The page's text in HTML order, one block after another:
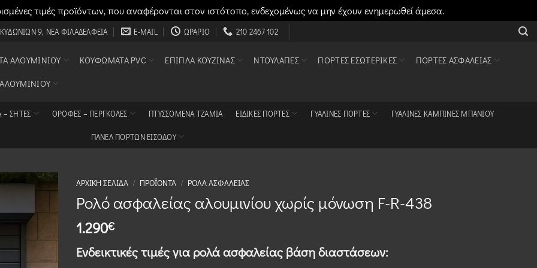
τιμές προϊόντων, που αναφέρονται στον ιστότοπο, ενδεχομένως να μην έχουν ενημερωθεί άμεσα.
9, ΝΈΑ ΦΙΛΑΔΈΛΦΕΙΑ E-MAIL ΩΡΆΡΙΟ 210 2467 102
ΑΛΟΥΜΙΝΊΟΥ ΚΟΥΦΏΜΑΤΑ PVC ΈΠΙΠΛΑ ΚΟΥΖΊΝΑΣ ΝΤΟΥΛΆΠΕΣ ΠΌΡΤΕΣ ΕΣΩΤΕΡΙΚΈΣ ΠΌΡΤΕΣ ΑΣΦΑΛΕΊΑΣ
– ΣΗΤΕΣ ΟΡΟΦΈΣ – ΠΈΡΓΚΟΛΕΣ ΠΤΥΣΣΌΜΕΝΑ ΤΖΆΜΙΑ ΕΙΔΙΚΈΣ ΠΌΡΤΕΣ ΓΥΆΛΙΝΕΣ ΠΌΡΤΕΣ ΓΥΆΛΙΝΕΣ ΚΑΜΠΊΝΕΣ ΜΠΆΝΙΟΥ
ΠΑΝΕΛ ΠΟΡΤΩΝ ΕΙΣΟΔΟΥ
ΑΡΧΙΚΉ ΣΕΛΊΔΑ / ΠΡΟΪΌΝΤΑ / ΡΟΛΆ ΑΣΦΑΛΕΊΑΣ
Ρολό ασφαλείας αλουμινίου χωρίς μόνωση F-R-438
1.290€
Ενδεικτικές τιμές για ρολά ασφαλείας βάση διαστάσεων: